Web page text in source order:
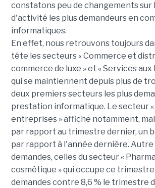
constatons peu de changements sur
d'activité les plus demandeurs en
informatiques.
En effet, nous retrouvons toujours
tête les secteurs « Commerce et
commerce de luxe » et « Services
qui se maintiennent depuis plus de
deux premiers secteurs les plus
prestation informatique. Le secteur «
entreprises » affiche notamment,
par rapport au trimestre dernier, un
par rapport à l'année dernière. Autre
demandes, celles du secteur «
cosmétique » qui occupe ce trimestre
demandes contre 8,6 % le trimestre